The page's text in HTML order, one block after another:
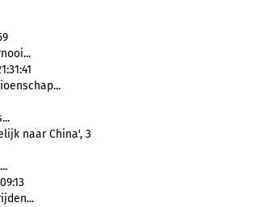
naar China', 3